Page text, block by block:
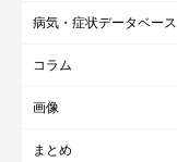
病気・症状データベース
コラム
画像
まとめ